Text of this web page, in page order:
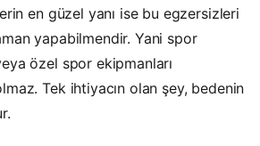
en güzel yanı ise bu egzersizleri
yapabilmendir. Yani spor
özel spor ekipmanları
Tek ihtiyacın olan şey, bedenin